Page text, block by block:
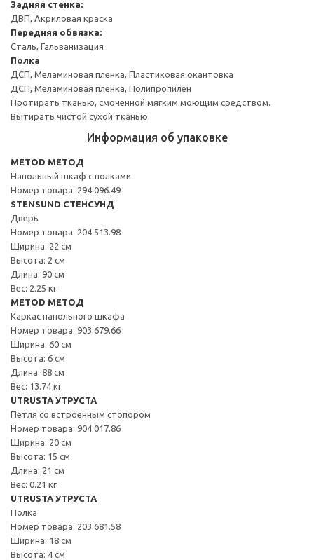
Задняя стенка:
ДВП, Акриловая краска
Передняя обвязка:
Сталь, Гальванизация
Полка
ДСП, Меламиновая пленка, Пластиковая окантовка
ДСП, Меламиновая пленка, Полипропилен
Протирать тканью, смоченной мягким моющим средством.
Вытирать чистой сухой тканью.
Информация об упаковке
METOD МЕТОД
Напольный шкаф с полками
Номер товара: 294.096.49
STENSUND СТЕНСУНД
Дверь
Номер товара: 204.513.98
Ширина: 22 см
Высота: 2 см
Длина: 90 см
Вес: 2.25 кг
METOD МЕТОД
Каркас напольного шкафа
Номер товара: 903.679.66
Ширина: 60 см
Высота: 6 см
Длина: 88 см
Вес: 13.74 кг
UTRUSTA УТРУСТА
Петля со встроенным стопором
Номер товара: 904.017.86
Ширина: 20 см
Высота: 15 см
Длина: 21 см
Вес: 0.21 кг
UTRUSTA УТРУСТА
Полка
Номер товара: 203.681.58
Ширина: 18 см
Высота: 4 см